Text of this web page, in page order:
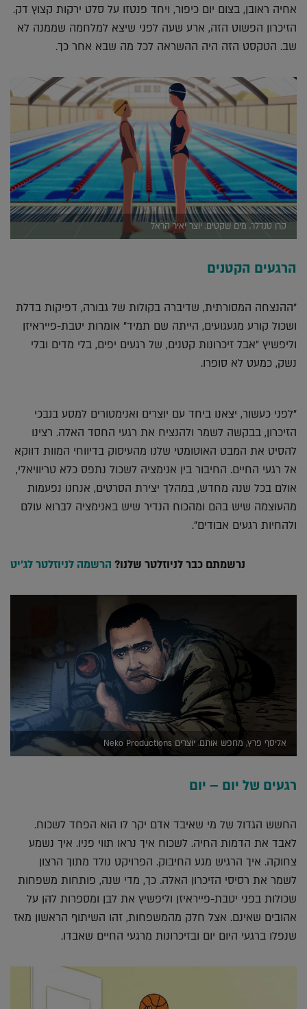
אחיה ראובן, בצום יום כיפור, ויחד פנטזו על סלט ירקות קצוץ דק.
הזיכרון הפשוט הזה, ארע שעה לפני שיצא למלחמה שממנה לא
שב. הטקסט הזה היה ההשראה לכל מה שבא אחר כך.
קרן טנדלר, מים שקטים. יוצר יאיר הראל
הרגעים הקטנים
"ההנצחה המסורתית, שדיברה בקולות של גבורה, דפיקות בדלת
ושכול קורע מגעגועים, הייתה שם תמיד" אומרות יטבת-פייראיזן
וליפשיץ "אבל זיכרונות קטנים, של רגעים יפים, בלי מדים ובלי
נשק, כמעט לא סופרו.
"לפני כעשור, יצאנו ביחד עם יוצרים ואנימטורים למסע בנבכי
הזיכרון, בבקשה לשמר ולהנציח את רגעי החסד האלה. רצינו
להסיט את המבט האוטומטי שלנו מהעיסוק בדיווחי המוות דווקא
אל רגעי החיים. החיבור בין אנימציה לשכול נתפס כלא טריוויאלי,
אולם בכל שנה מחדש, במהלך יצירת הסרטים, אנחנו נפעמות
מהעוצמה שיש בהם ומהכוח הנדיר שיש באנימציה לברוא עולם
ולהחיות רגעים אבודים".
נרשמתם כבר לניוזלטר שלנו? הרשמה לניוזלטר לג'יט
אליסף פרץ, מחפש אותם. יוצרים Neko Productions
רגעים של יום – יום
החשש הגדול של מי שאיבד אדם יקר לו הוא הפחד לשכוח.
לאבד את הדמות החיה. לשכוח איך נראו תווי פניו. איך נשמע
צחוקה. איך הרגיש מגע החיבוק. הפרויקט נולד מתוך הרצון
לשמר את רסיסי הזיכרון האלה. כך, מדי שנה, פותחות משפחות
שכולות בפני יטבת-פייראיזן וליפשיץ את לבן ומספרות להן על
אהובים שאינם. אצל חלק מהמשפחות, זהו השיתוף הראשון מאז
שנפלו ברגעי היום יום ובזיכרונות מרגעי החיים שאבדו.